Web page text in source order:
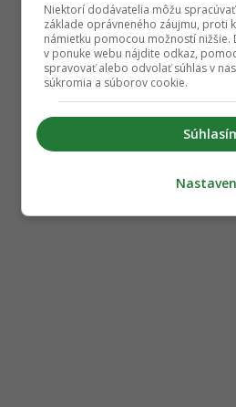
Niektorí dodávatelia môžu
základe oprávneného záujmu, proti
námietku pomocou možností nižšie.
v ponuke webu nájdite odkaz,
spravovať alebo odvolať súhlas v
súkromia a súborov cookie.